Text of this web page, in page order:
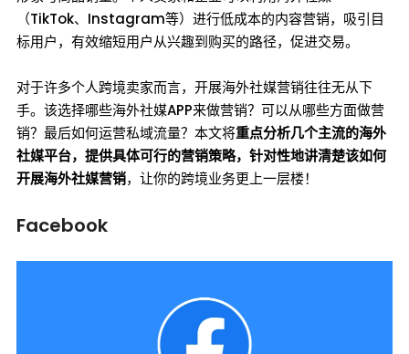
（TikTok、Instagram等）进行低成本的内容营销，吸引目
标用户，有效缩短用户从兴趣到购买的路径，促进交易。
对于许多个人跨境卖家而言，开展海外社媒营销往往无从下
手。该选择哪些海外社媒APP来做营销？可以从哪些方面做营
销？最后如何运营私域流量？本文将重点分析几个主流的海外
社媒平台，提供具体可行的营销策略，针对性地讲清楚该如何
开展海外社媒营销，让你的跨境业务更上一层楼！
Facebook